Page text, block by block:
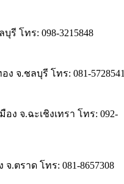
รี โทร: 098-3215848
ง จ.ชลบุรี โทร: 081-
ง จ.ฉะเชิงเทรา โทร: 092-
.ตราด โทร: 081-8657308